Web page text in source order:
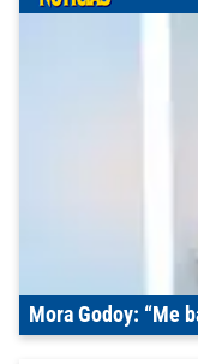
Mora Godoy: “Me